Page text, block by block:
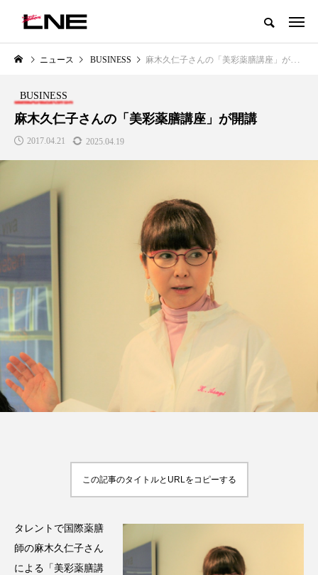
グローバルビューティ＆ヘルスケアビジネス誌
LIFESTYLE
SNSの「加工顔」と美容医療｜AI
がもたらす可能性とこれから
2026.07.13
BUSINESS
GWI調査から読み解く2030年の
都市型スパ――身近なウェルネ
の次世代モデル
2026.08.06
FEATURED
TAG LIST
Gemini Instagram SNS
ニュース BUSINESS 麻木久仁子さんの「美彩薬膳講座」が開講
BUSINESS
麻木久仁子さんの「美彩薬膳講座」が開講
2017.04.21 2025.04.19
この記事のタイトルとURLをコピーする
タレントで国際薬膳
師の麻木久仁子さん
による「美彩薬膳講